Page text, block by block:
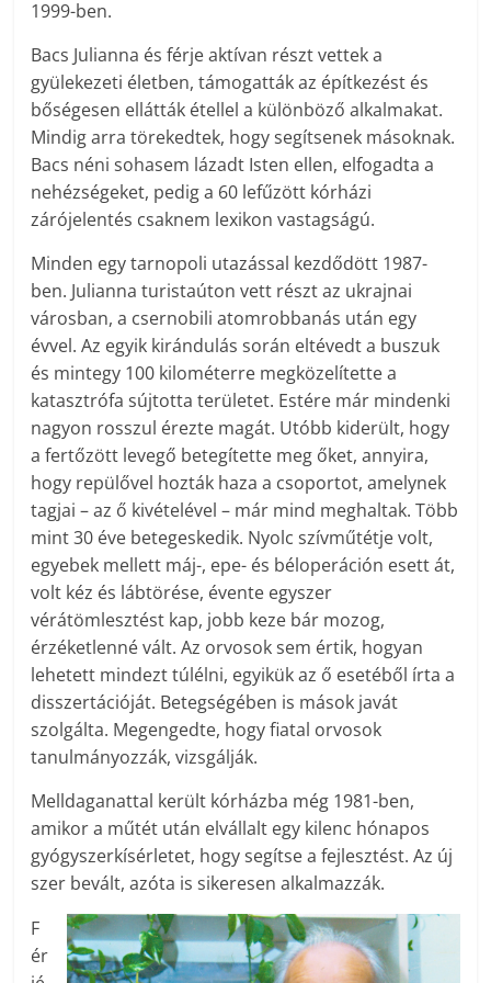
1999-ben.
Bacs Julianna és férje aktívan részt vettek a
gyülekezeti életben, támogatták az építkezést és
bőségesen ellátták étellel a különböző alkalmakat.
Mindig arra törekedtek, hogy segítsenek másoknak.
Bacs néni sohasem lázadt Isten ellen, elfogadta a
nehézségeket, pedig a 60 lefűzött kórházi
zárójelentés csaknem lexikon vastagságú.
Minden egy tarnopoli utazással kezdődött 1987-
ben. Julianna turistaúton vett részt az ukrajnai
városban, a csernobili atomrobbanás után egy
évvel. Az egyik kirándulás során eltévedt a buszuk
és mintegy 100 kilométerre megközelítette a
katasztrófa sújtotta területet. Estére már mindenki
nagyon rosszul érezte magát. Utóbb kiderült, hogy
a fertőzött levegő betegítette meg őket, annyira,
hogy repülővel hozták haza a csoportot, amelynek
tagjai – az ő kivételével – már mind meghaltak. Több
mint 30 éve betegeskedik. Nyolc szívműtétje volt,
egyebek mellett máj-, epe- és béloperáción esett át,
volt kéz és lábtörése, évente egyszer
vérátömlesztést kap, jobb keze bár mozog,
érzéketlenné vált. Az orvosok sem értik, hogyan
lehetett mindezt túlélni, egyikük az ő esetéből írta a
disszertációját. Betegségében is mások javát
szolgálta. Megengedte, hogy fiatal orvosok
tanulmányozzák, vizsgálják.
Melldaganattal került kórházba még 1981-ben,
amikor a műtét után elvállalt egy kilenc hónapos
gyógyszerkísérletet, hogy segítse a fejlesztést. Az új
szer bevált, azóta is sikeresen alkalmazzák.
F
ér